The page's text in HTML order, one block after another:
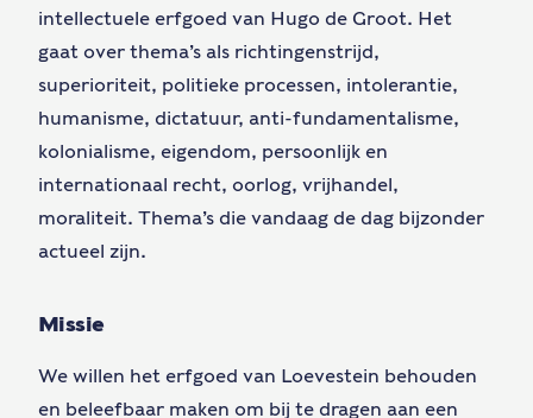
intellectuele erfgoed van Hugo de Groot. Het
gaat over thema’s als richtingenstrijd,
superioriteit, politieke processen, intolerantie,
humanisme, dictatuur, anti-fundamentalisme,
kolonialisme, eigendom, persoonlijk en
internationaal recht, oorlog, vrijhandel,
moraliteit. Thema’s die vandaag de dag bijzonder
actueel zijn.
Missie
We willen het erfgoed van Loevestein behouden
en beleefbaar maken om bij te dragen aan een